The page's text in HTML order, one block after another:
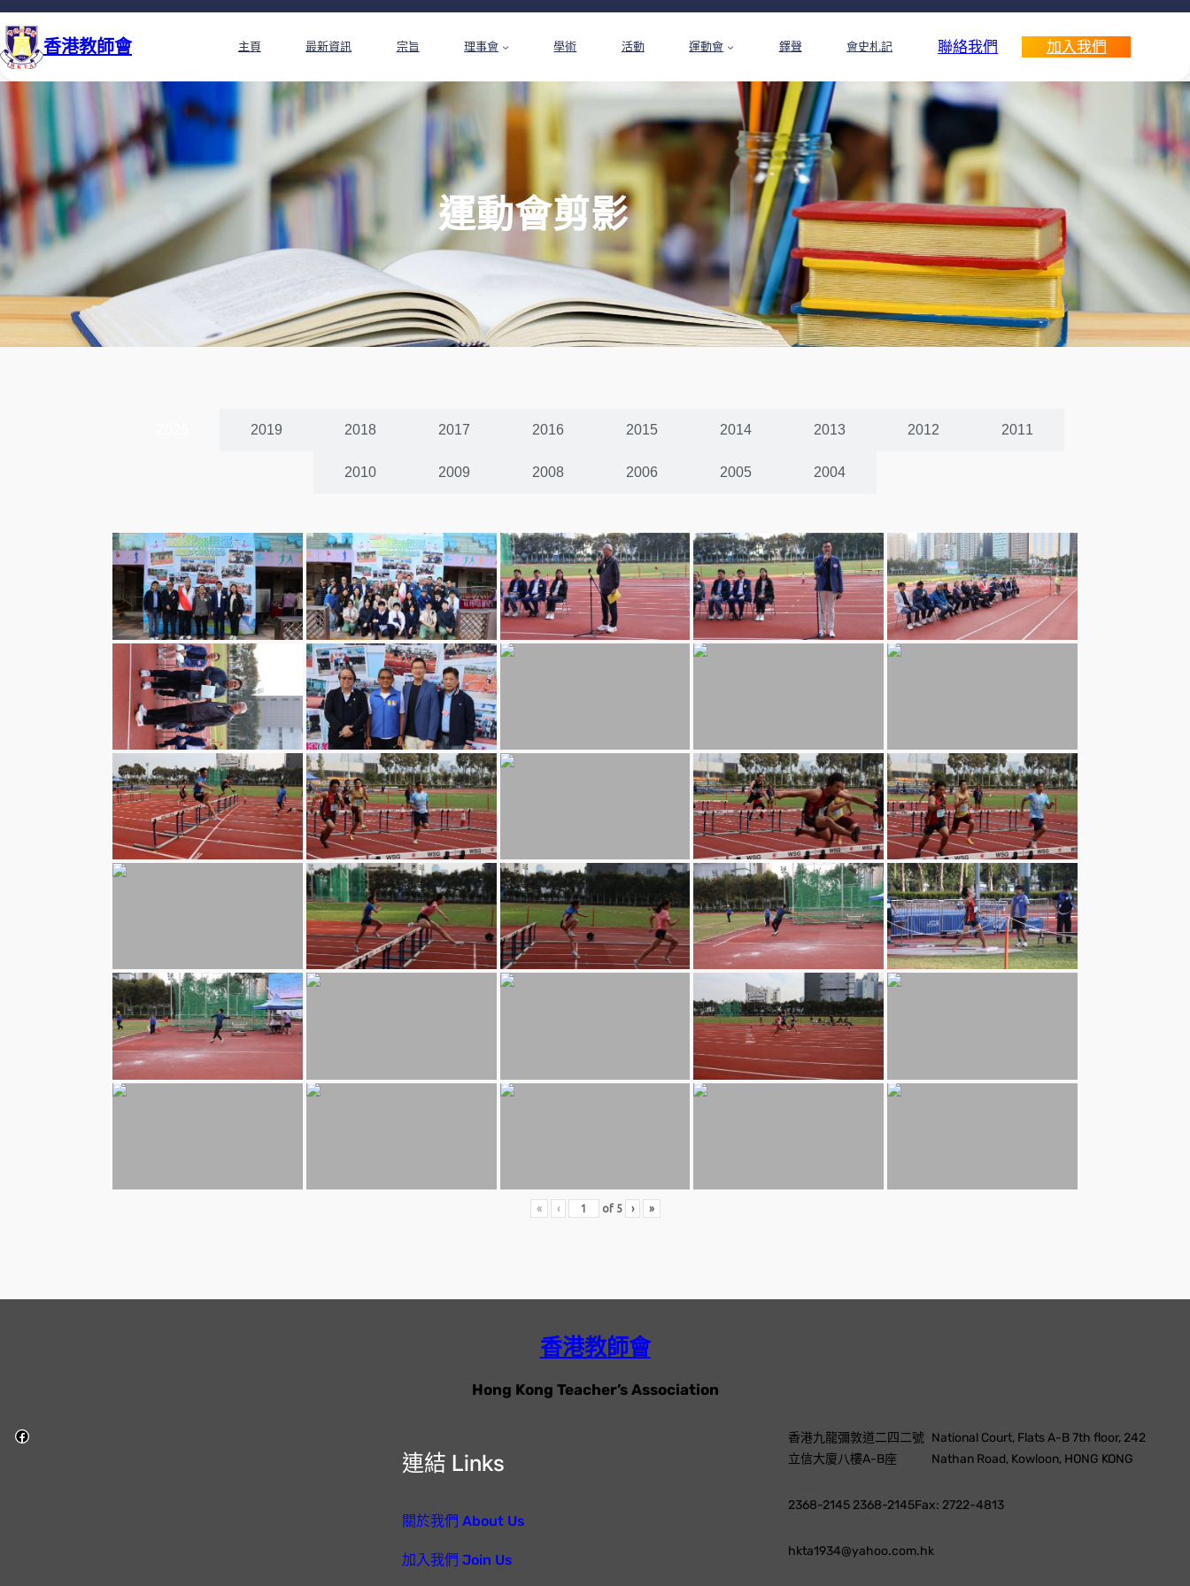
香港教師會 主頁 最新資訊 宗旨 理事會 學術 活動 運動會 鐸聲 會史札記 聯絡我們 加入我們
運動會剪影
2019 2018 2017 2016 2015 2014 2013 2012 2011
2010 2009 2008 2006 2005 2004
« ‹ of 5 › »
香港教師會
Hong Kong Teacher’s Association
連結 Links
關於我們 About Us
加入我們 Join Us
香港九龍彌敦道二四二號
立信大廈八樓A-B座
National Court, Flats A-B 7th floor, 242
Nathan Road, Kowloon, HONG KONG
2368-2145 2368-2145Fax: 2722-4813
hkta1934@yahoo.com.hk